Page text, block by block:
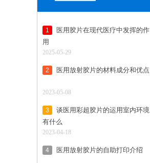
1
医用胶片在现代医疗中发挥的作
用
2025-05-29
2 医用放射胶片的材料成分和优点
2023-05-08
3
谈医用彩超胶片的运用室内环境
有什么
2023-04-18
4 医用放射胶片的自助打印介绍